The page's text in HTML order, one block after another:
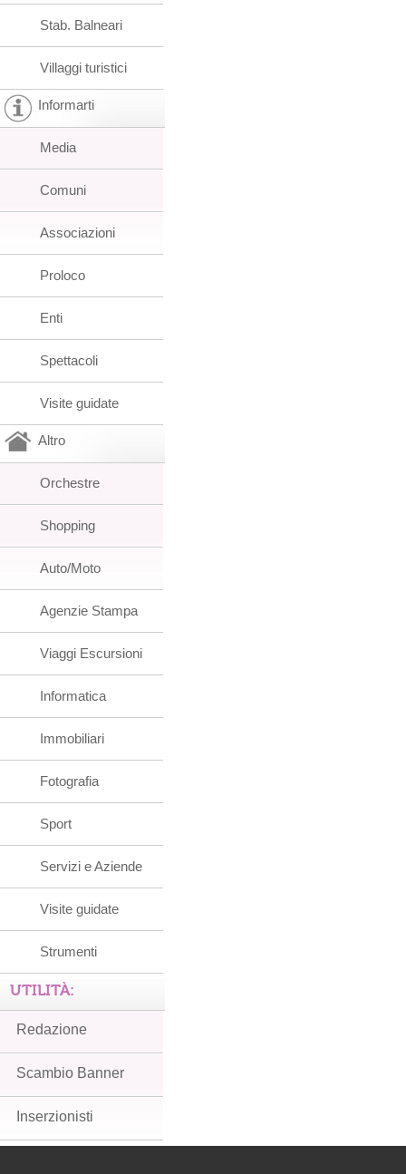
Stab. Balneari
Villaggi turistici
Informarti
Media
Comuni
Associazioni
Proloco
Enti
Spettacoli
Visite guidate
Altro
Orchestre
Shopping
Auto/Moto
Agenzie Stampa
Viaggi Escursioni
Informatica
Immobiliari
Fotografia
Sport
Servizi e Aziende
Visite guidate
Strumenti
UTILITÀ:
Redazione
Scambio Banner
Inserzionisti